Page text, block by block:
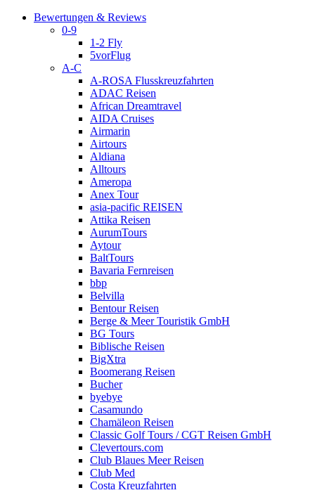
Bewertungen & Reviews
0-9
1-2 Fly
5vorFlug
A-C
A-ROSA Flusskreuzfahrten
ADAC Reisen
African Dreamtravel
AIDA Cruises
Airmarin
Airtours
Aldiana
Alltours
Ameropa
Anex Tour
asia-pacific REISEN
Attika Reisen
AurumTours
Aytour
BaltTours
Bavaria Fernreisen
bbp
Belvilla
Bentour Reisen
Berge & Meer Touristik GmbH
BG Tours
Biblische Reisen
BigXtra
Boomerang Reisen
Bucher
byebye
Casamundo
Chamäleon Reisen
Classic Golf Tours / CGT Reisen GmbH
Clevertours.com
Club Blaues Meer Reisen
Club Med
Costa Kreuzfahrten